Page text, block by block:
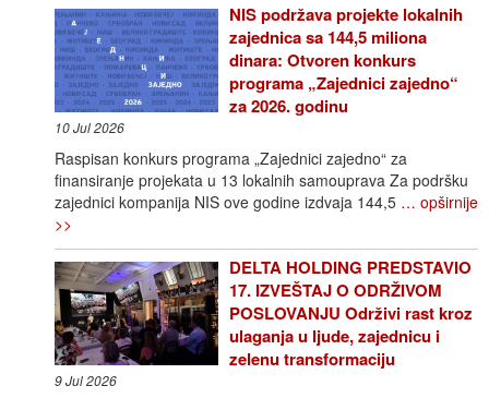
NIS podržava projekte lokalnih
zajednica sa 144,5 miliona
dinara: Otvoren konkurs
programa „Zajednici zajedno“
za 2026. godinu
10 Jul 2026
Raspisan konkurs programa „Zajednici zajedno“ za
finansiranje projekata u 13 lokalnih samouprava Za podršku
zajednici kompanija NIS ove godine izdvaja 144,5 … opširnije
>>
DELTA HOLDING PREDSTAVIO
17. IZVEŠTAJ O ODRŽIVOM
POSLOVANJU Održivi rast kroz
ulaganja u ljude, zajednicu i
zelenu transformaciju
9 Jul 2026